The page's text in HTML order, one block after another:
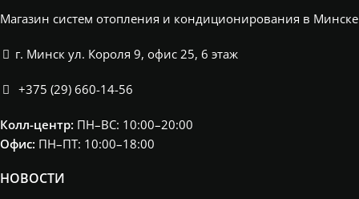
Магазин систем отопления и кондиционирования в Минске
г. Минск ул. Короля 9, офис 25, 6 этаж
+375 (29) 660-14-56
Колл-центр: ПН–ВС: 10:00–20:00​
Офис: ПН–ПТ: 10:00–18:00
НОВОСТИ